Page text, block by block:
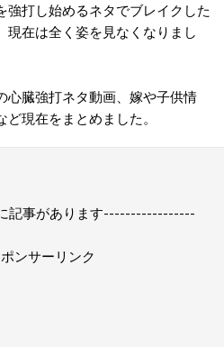
強打し始めるネタでブレイクした
現在は全く姿を見なくなりまし
心臓強打ネタ動画、嫁や子供情
現在をまとめました。
記事があります-----------------
ンサーリンク